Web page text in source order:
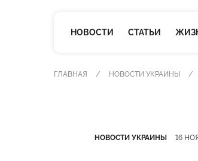
НОВОСТИ СТАТЬИ
ГЛАВНАЯ НОВОСТИ УКРАИНЫ
НОВОСТИ УКРАИНЫ 16